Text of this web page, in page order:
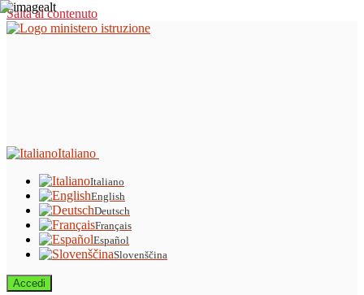
Salta al contenuto
Italiano
Italiano
English
Deutsch
Français
Español
Slovenščina
Accedi